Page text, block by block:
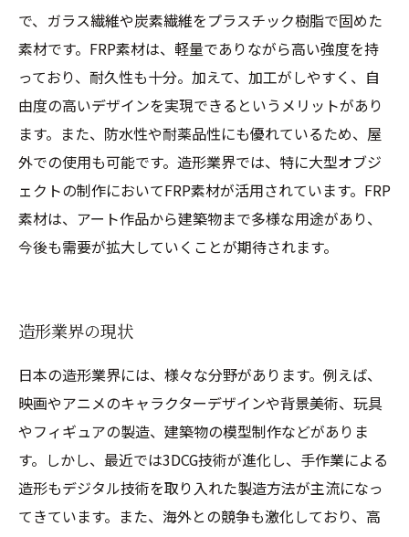
で、ガラス繊維や炭素繊維をプラスチック樹脂で固めた
素材です。FRP素材は、軽量でありながら高い強度を持
っており、耐久性も十分。加えて、加工がしやすく、自
由度の高いデザインを実現できるというメリットがあり
ます。また、防水性や耐薬品性にも優れているため、屋
外での使用も可能です。造形業界では、特に大型オブジ
ェクトの制作においてFRP素材が活用されています。FRP
素材は、アート作品から建築物まで多様な用途があり、
今後も需要が拡大していくことが期待されます。
造形業界の現状
日本の造形業界には、様々な分野があります。例えば、
映画やアニメのキャラクターデザインや背景美術、玩具
やフィギュアの製造、建築物の模型制作などがありま
す。しかし、最近では3DCG技術が進化し、手作業による
造形もデジタル技術を取り入れた製造方法が主流になっ
てきています。また、海外との競争も激化しており、高